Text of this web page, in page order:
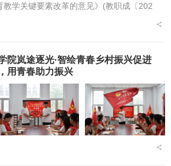
教学关键要素改革的意见》(教职成〔202
),明确将“细化教师能力清单”作为核心举
院岚途逐光·智绘青春乡村振兴促进
用青春助力振兴